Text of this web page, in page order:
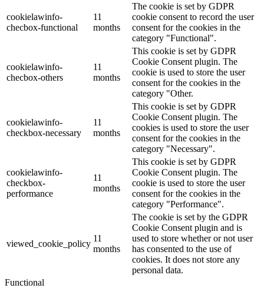
cookielawinfo-
checbox-functional
11
months
The cookie is set by GDPR
cookie consent to record the user
consent for the cookies in the
category "Functional".
cookielawinfo-
checbox-others
11
months
This cookie is set by GDPR
Cookie Consent plugin. The
cookie is used to store the user
consent for the cookies in the
category "Other.
cookielawinfo-
checkbox-necessary
11
months
This cookie is set by GDPR
Cookie Consent plugin. The
cookies is used to store the user
consent for the cookies in the
category "Necessary".
cookielawinfo-
checkbox-
performance
11
months
This cookie is set by GDPR
Cookie Consent plugin. The
cookie is used to store the user
consent for the cookies in the
category "Performance".
viewed_cookie_policy
11
months
The cookie is set by the GDPR
Cookie Consent plugin and is
used to store whether or not user
has consented to the use of
cookies. It does not store any
personal data.
Functional